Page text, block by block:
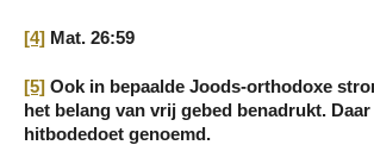
[4] Mat. 26:59
[5] Ook in bepaalde Joods-orthodoxe
het belang van vrij gebed benadrukt.
hitbodedoet genoemd.